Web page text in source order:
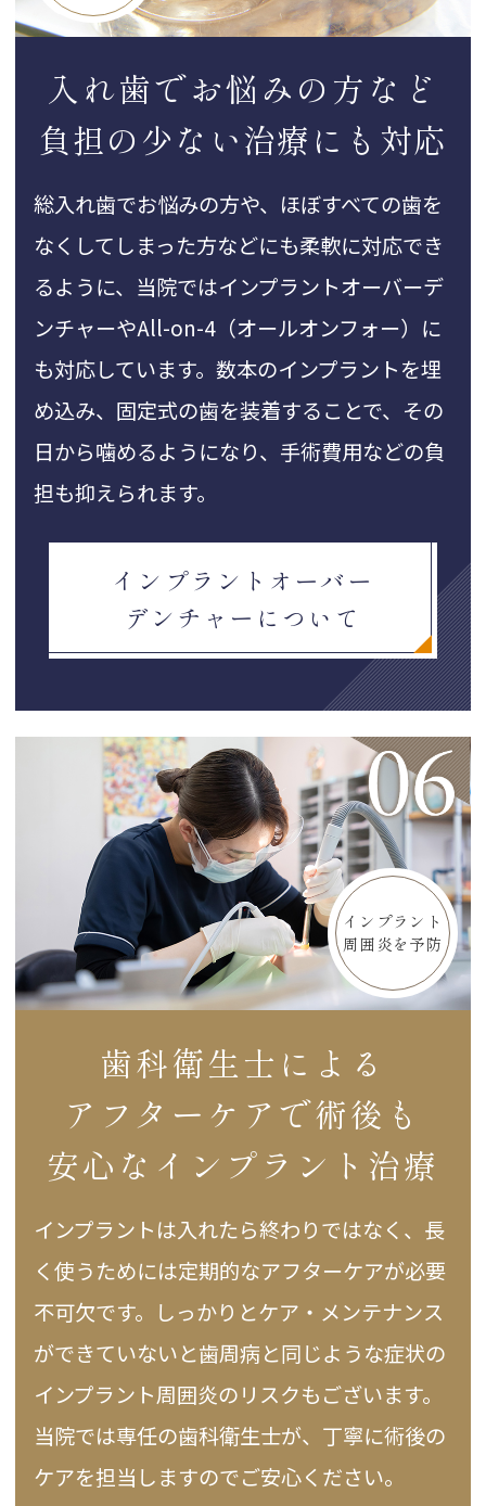
入れ歯でお悩みの方など
負担の少ない治療にも対応
総入れ歯でお悩みの方や、ほぼすべての歯を
なくしてしまった方などにも柔軟に対応でき
るように、当院ではインプラントオーバーデ
ンチャーやAll-on-4（オールオンフォー）に
も対応しています。数本のインプラントを埋
め込み、固定式の歯を装着することで、その
日から噛めるようになり、手術費用などの負
担も抑えられます。
インプラントオーバー
デンチャーについて
インプラント
周囲炎を予防
歯科衛生士による
アフターケアで 術後も
安心なインプラント治療
インプラントは入れたら終わりではなく、長
く使うためには定期的なアフターケアが必要
不可欠です。しっかりとケア・メンテナンス
ができていないと歯周病と同じような症状の
インプラント周囲炎のリスクもございます。
当院では専任の歯科衛生士が、丁寧に術後の
ケアを担当しますのでご安心ください。